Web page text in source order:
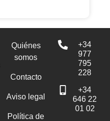
Quiénes
somos
Contacto
Aviso legal
Política de
+34
977
795
228
+34
646 22
01 02